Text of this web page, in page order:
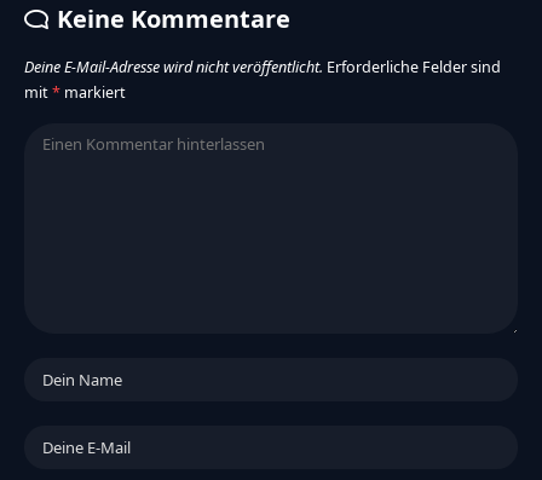
Keine Kommentare
Deine E-Mail-Adresse wird nicht veröffentlicht. Erforderliche Felder sind
mit* markiert